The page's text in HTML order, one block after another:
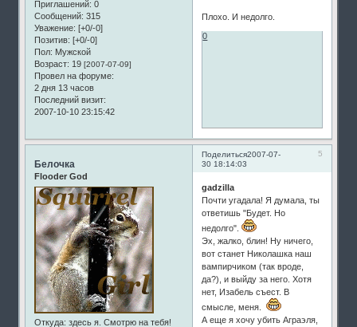
Приглашений: 0
Сообщений: 315
Уважение: [+0/-0]
Позитив: [+0/-0]
Пол: Мужской
Возраст: 19[2007-07-09]
Провел на форуме:
2 дня 13 часов
Последний визит:
2007-10-10 23:15:42
Плохо. И недолго.
0
Поделиться 5
2007-07-
30 18:14:03
Белочка
Flooder God
Откуда: здесь я. Смотрю на тебя!
gadzilla
Почти угадала! Я думала, ты
ответишь "Будет. Но
недолго".
Эх, жалко, блин! Ну ничего,
вот станет Николашка наш
вампирчиком (так вроде,
да?), и выйду за него. Хотя
нет, Изабель съест. В
смысле, меня.
А еще я хочу убить Аграэля,